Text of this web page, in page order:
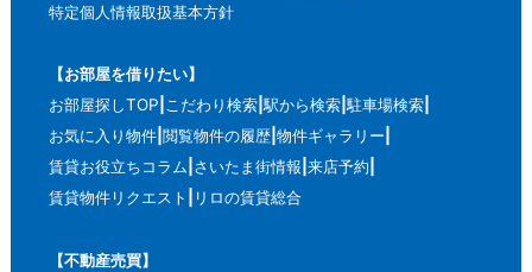
特定個人情報取扱基本方針
【お部屋を借りたい】
お部屋探しTOP こだわり検索 駅から検索 駐車場検索
お気に入り物件 閲覧物件の履歴 物件ギャラリー
賃貸お役立ちコラム さいたま街情報 来店予約
賃貸物件リクエスト
リロの賃貸総合
【不動産売買】